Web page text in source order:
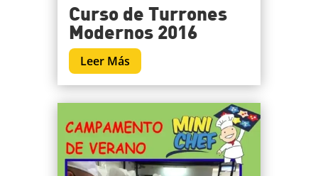
Curso de Turrones
Modernos 2016
Leer Más